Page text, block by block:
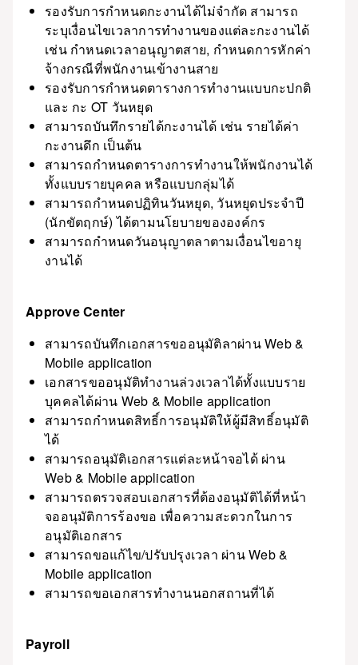
รองรับการกำหนดกะงานได้ไม่จำกัด สามารถ
ระบุเงื่อนไขเวลาการทำงานของแต่ละกะงานได้
เช่น กำหนดเวลาอนุญาตสาย, กำหนดการหักค่า
จ้างกรณีที่พนักงานเข้างานสาย
รองรับการกำหนดตารางการทำงานแบบกะปกติ
และ กะ OT วันหยุด
สามารถบันทึกรายได้กะงานได้ เช่น รายได้ค่า
กะงานดึก เป็นต้น
สามารถกำหนดตารางการทำงานให้พนักงานได้
ทั้งแบบรายบุคคล หรือแบบกลุ่มได้
สามารถกำหนดปฏิทินวันหยุด, วันหยุดประจำปี
(นักขัตฤกษ์) ได้ตามนโยบายขององค์กร
สามารถกำหนดวันอนุญาตลาตามเงื่อนไขอายุ
งานได้
Approve Center
สามารถบันทึกเอกสารขออนุมัติลาผ่าน Web &
Mobile application
เอกสารขออนุมัติทำงานล่วงเวลาได้ทั้งแบบราย
บุคคลได้ผ่าน Web & Mobile application
สามารถกำหนดสิทธิ์การอนุมัติให้ผู้มีสิทธิ์อนุมัติ
ได้
สามารถอนุมัติเอกสารแต่ละหน้าจอได้ ผ่าน
Web & Mobile application
สามารถตรวจสอบเอกสารที่ต้องอนุมัติได้ที่หน้า
จออนุมัติการร้องขอ เพื่อความสะดวกในการ
อนุมัติเอกสาร
สามารถขอแก้ไข/ปรับปรุงเวลา ผ่าน Web &
Mobile application
สามารถขอเอกสารทำงานนอกสถานที่ได้
Payroll